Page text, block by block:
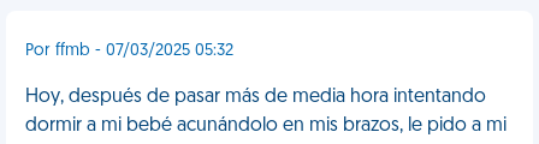
Por ffmb - 07/03/2025 05:32
Hoy, después de pasar más de media hora intentando
dormir a mi bebé acunándolo en mis brazos, le pido a mi